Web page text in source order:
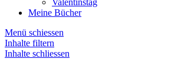
Valentinstag
Meine Bücher
Menü schiessen
Inhalte filtern
Inhalte schliessen